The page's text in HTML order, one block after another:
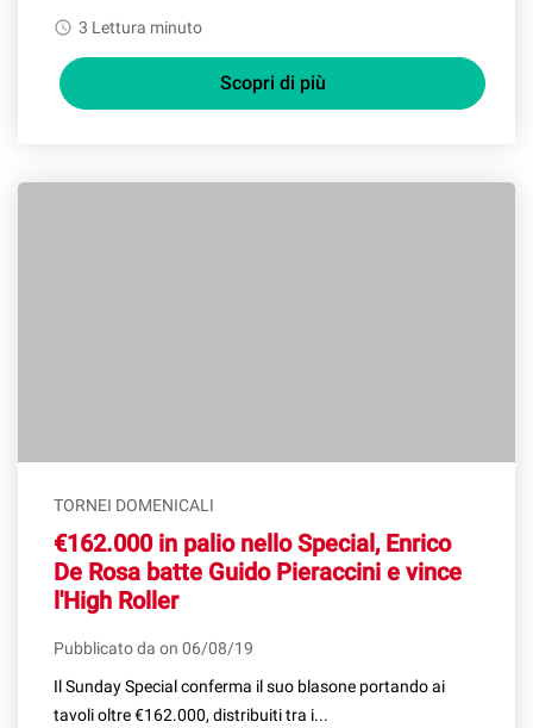
watch_later 3 Lettura minuto
Scopri di più
TORNEI DOMENICALI
€162.000 in palio nello Special, Enrico
De Rosa batte Guido Pieraccini e vince
l'High Roller
Pubblicato da on 06/08/19
Il Sunday Special conferma il suo blasone portando ai
tavoli oltre €162.000, distribuiti tra i...